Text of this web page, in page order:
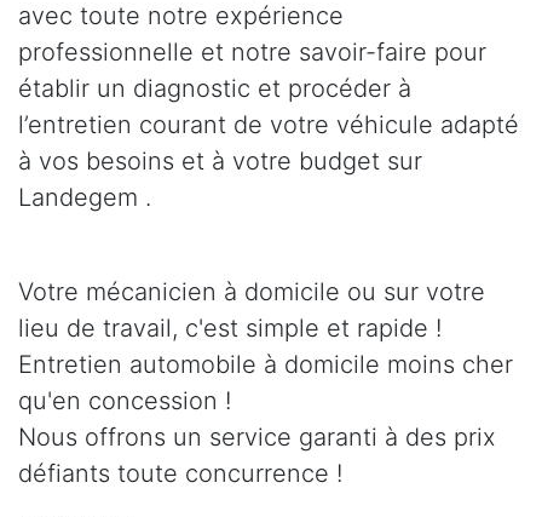
avec toute notre expérience
professionnelle et notre savoir-faire pour
établir un diagnostic et procéder à
l’entretien courant de votre véhicule adapté
à vos besoins et à votre budget sur
Landegem .
Votre mécanicien à domicile ou sur votre
lieu de travail, c'est simple et rapide !
Entretien automobile à domicile moins cher
qu'en concession !
Nous offrons un service garanti à des prix
défiants toute concurrence !